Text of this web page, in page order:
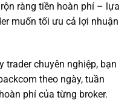
ràng tiền hoàn phí – lựa
muốn tối ưu cả lợi nhuận
trader chuyên nghiệp, bạn
theo ngày, tuần
phí của từng broker.